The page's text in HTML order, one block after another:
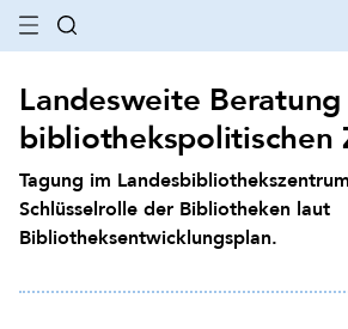
Landesweite
bibliothekspolitischen
Tagung im
Schlüsselrolle der Bibliotheken laut
Bibliotheksentwicklungsplan.